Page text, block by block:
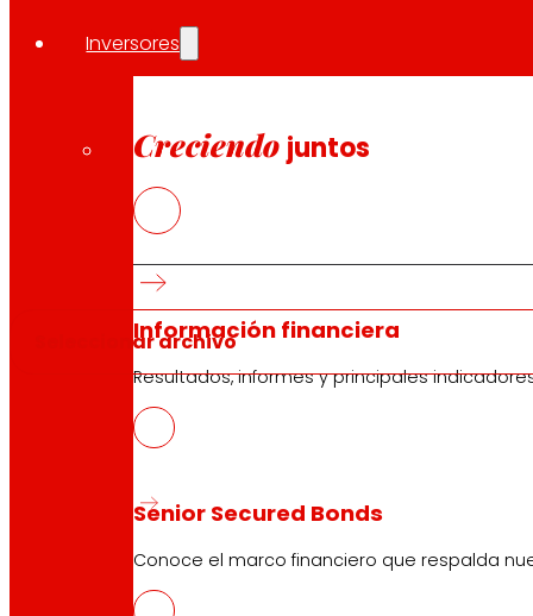
Inversores
Creciendo juntos
Información financiera
Resultados, informes y principales
Senior Secured Bonds
Conoce el marco financiero que respalda
Adjunta un documento
que describa tu proyecto, iniciativa o
Formato Word (.doc . docx)
Seleccionar archivo
¿Prefieres trabajar sobre una plantilla?
: EROSKI S. COOP.Finalidad: gestionar tu candidatura y